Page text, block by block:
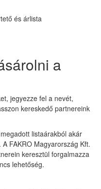
és árlista
a
jegyezze fel a nevét,
kereskedő partnereink
listaárakból akár
FAKRO Magyarország Kft.
keresztül forgalmazza
lehetőség.